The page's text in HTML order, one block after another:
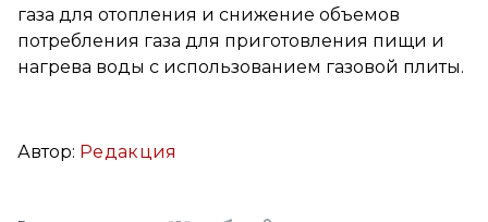
газа для отопления и снижение объемов
потребления газа для приготовления пищи и
нагрева воды с использованием газовой плиты.
Автор: Редакция